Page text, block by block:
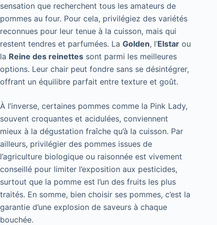
sensation que recherchent tous les amateurs de
pommes au four. Pour cela, privilégiez des variétés
reconnues pour leur tenue à la cuisson, mais qui
restent tendres et parfumées. La Golden, l’Elstar ou
la Reine des reinettes sont parmi les meilleures
options. Leur chair peut fondre sans se désintégrer,
offrant un équilibre parfait entre texture et goût.
À l’inverse, certaines pommes comme la Pink Lady,
souvent croquantes et acidulées, conviennent
mieux à la dégustation fraîche qu’à la cuisson. Par
ailleurs, privilégier des pommes issues de
l’agriculture biologique ou raisonnée est vivement
conseillé pour limiter l’exposition aux pesticides,
surtout que la pomme est l’un des fruits les plus
traités. En somme, bien choisir ses pommes, c’est la
garantie d’une explosion de saveurs à chaque
bouchée.